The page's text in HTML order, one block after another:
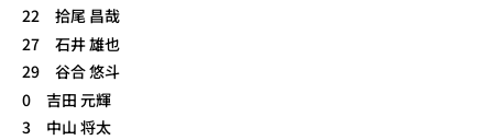
22 拾尾 昌哉
27 石井 雄也
29 谷合 悠斗
0 吉田 元輝
3 中山 将太